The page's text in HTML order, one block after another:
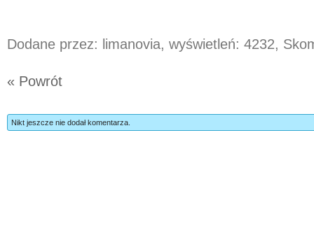
Dodane przez: limanovia, wyświetleń: 4232,
« Powrót
Nikt jeszcze nie dodał komentarza.